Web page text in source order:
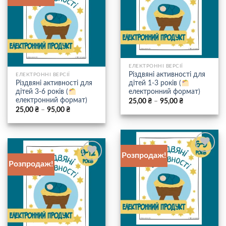
списку
бажань
ЕЛЕКТРОННІ ВЕРСІЇ
Різдвяні активності для
дітей 1-3 років (
електронний формат)
25,00₴ – 95,00₴Price
25,00 ₴
through
до
списку
бажань
ЕЛЕКТРОННІ ВЕРСІЇ
Різдвяні активності для
дітей 3-6 років (
електронний формат)
25,00₴ – 95,00₴Price
25,00 ₴
through
Розпродаж!
Додати
до
списку
бажань
Розпродаж!
Додати
до
списку
бажань